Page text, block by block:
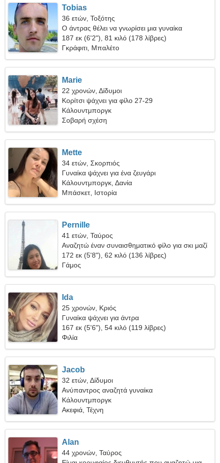
Tobias
36 ετών, Τοξότης
Ο άντρας θέλει να γνωρίσει μια γυναίκα
187 εκ (6'2"), 81 κιλό (178 λίβρες)
Γκράφιτι, Μπαλέτο
Marie
22 χρονών, Δίδυμοι
Κορίτσι ψάχνει για φίλο 27-29
Κάλουντμποργκ
Σοβαρή σχέση
Mette
34 ετών, Σκορπιός
Γυναίκα ψάχνει για ένα ζευγάρι
Κάλουντμποργκ, Δανία
Μπάσκετ, Ιστορία
Pernille
41 ετών, Ταύρος
Αναζητώ έναν συναισθηματικό φίλο για σκι μαζί
172 εκ (5'8"), 62 κιλό (136 λίβρες)
Γάμος
Ida
25 χρονών, Κριός
Γυναίκα ψάχνει για άντρα
167 εκ (5'6"), 54 κιλό (119 λίβρες)
Φιλία
Jacob
32 ετών, Δίδυμοι
Ανύπαντρος αναζητά γυναίκα
Κάλουντμποργκ
Ακεφιά, Τέχνη
Alan
44 χρονών, Ταύρος